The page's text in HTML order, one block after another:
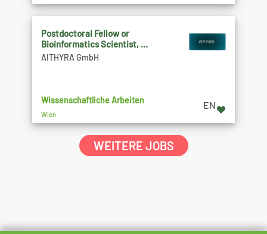
Postdoctoral Fellow or
Bioinformatics Scientist, ...
AITHYRA GmbH
Wissenschaftliche Arbeiten
Wien
EN
WEITERE JOBS